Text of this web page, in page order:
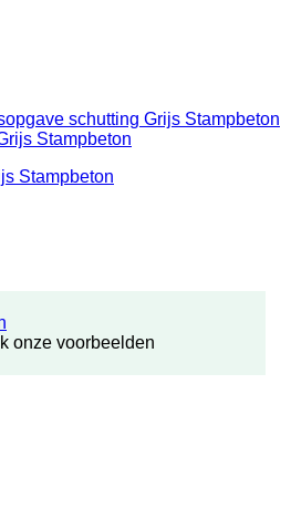
onze voorbeelden
Stampbeton